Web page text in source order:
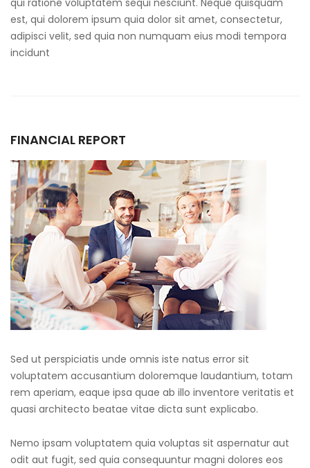
qui ratione voluptatem sequi nesciunt. Neque quisquam
est, qui dolorem ipsum quia dolor sit amet, consectetur,
adipisci velit, sed quia non numquam eius modi tempora
incidunt
FINANCIAL REPORT
Sed ut perspiciatis unde omnis iste natus error sit
voluptatem accusantium doloremque laudantium, totam
rem aperiam, eaque ipsa quae ab illo inventore veritatis et
quasi architecto beatae vitae dicta sunt explicabo.
Nemo ipsam voluptatem quia voluptas sit aspernatur aut
odit aut fugit, sed quia consequuntur magni dolores eos